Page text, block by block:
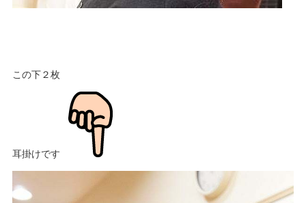
この下２枚
耳掛けです